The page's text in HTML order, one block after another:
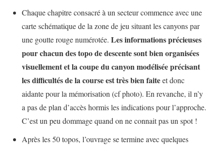
Chaque chapitre consacré à un secteur commence avec une
carte schématique de la zone de jeu situant les canyons par
une goutte rouge numérotée. Les informations précieuses
pour chacun des topo de descente sont bien organisées
visuellement et la coupe du canyon modélisée précisant
les difficultés de la course est très bien faiteet donc
aidante pour la mémorisation (cf photo). En revanche, il n’y
a pas de plan d’accès hormis les indications pour l’approche.
C’est un peu dommage quand on ne connait pas un spot !
Après les 50 topos, l’ouvrage se termine avec quelques